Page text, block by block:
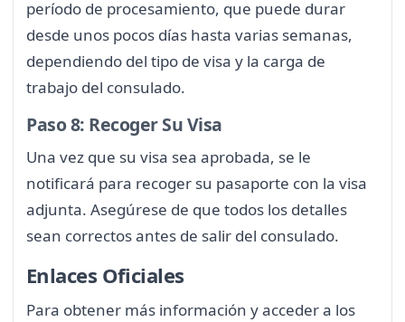
período de procesamiento, que puede durar
desde unos pocos días hasta varias semanas,
dependiendo del tipo de visa y la carga de
trabajo del consulado.
Paso 8: Recoger Su Visa
Una vez que su visa sea aprobada, se le
notificará para recoger su pasaporte con la visa
adjunta. Asegúrese de que todos los detalles
sean correctos antes de salir del consulado.
Enlaces Oficiales
Para obtener más información y acceder a los